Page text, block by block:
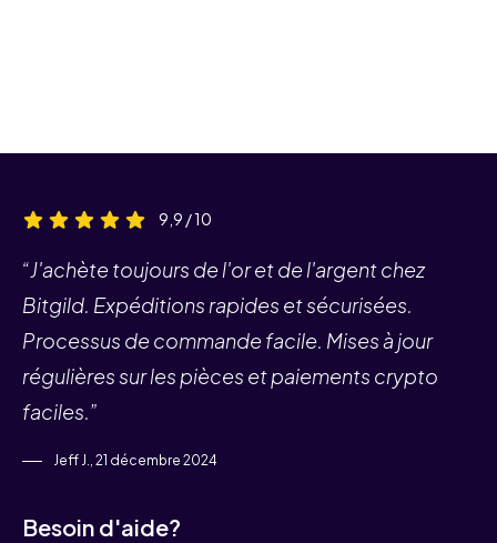
9,9 / 10
“J'achète toujours de l'or et de l'argent chez
Bitgild. Expéditions rapides et sécurisées.
Processus de commande facile. Mises à jour
régulières sur les pièces et paiements crypto
faciles.”
Jeff J., 21 décembre 2024
Besoin d'aide?